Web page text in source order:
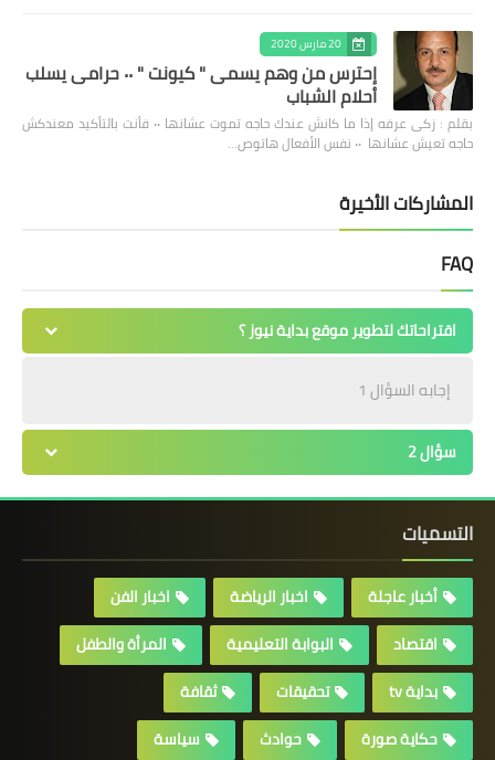
20 مارس 2020
إحترس من وهم يسمى " كيونت " ٠٠ حرامى يسلب
أحلام الشباب
بقلم : زكى عرفه ‎إذا ما كانش عندك حاجه تموت عشانها ٠٠ فأنت بالتأكيد معندكش
حاجه تعيش عشانها ٠٠ نفس الأفعال هاتوص…
المشاركات الأخيرة
FAQ
اقتراحاتك لتطوير موقع بداية نيوز ؟
إجابه السؤال 1
سؤال 2
التسميات
أخبار عاجلة اخبار الرياضة
اخبار الفن
اقتصاد
البوابة التعليمية
المرأة والطفل
بداية tv
تحقيقات
ثقافة
حكاية صورة
حوادث
سياسة